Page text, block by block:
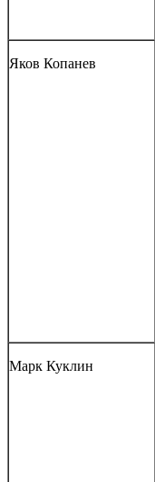
Яков Копанев
Марк Куклин